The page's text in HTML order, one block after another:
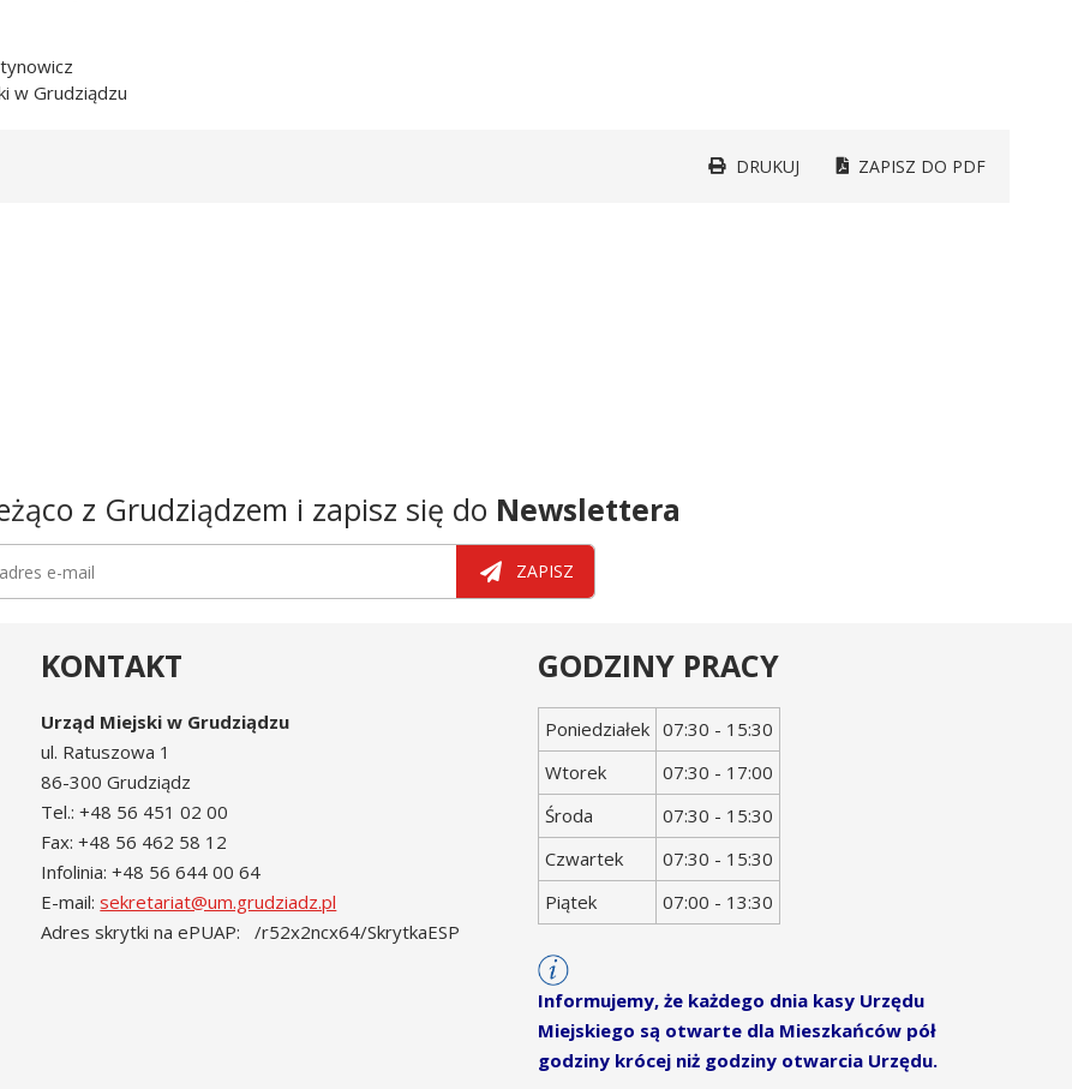
w Grudziądzu
DRUKUJ ZAPISZ DO PDF
z Grudziądzem i zapisz się do Newslettera
ZAPISZ
KONTAKT
Urząd Miejski w Grudziądzu
ul. Ratuszowa 1
86-300 Grudziądz
Tel.: +48 56 451 02 00
Fax: +48 56 462 58 12
Infolinia: +48 56 644 00 64
E-mail:sekretariat@um.grudziadz.pl
Adres skrytki na ePUAP: /r52x2ncx64/SkrytkaESP
GODZINY PRACY
Dzień
tygodnia
Godziny
otwarcia
Poniedziałek 07:30 - 15:30
Wtorek
07:30 - 17:00
Środa
07:30 - 15:30
Czwartek
07:30 - 15:30
Piątek
07:00 - 13:30
Informujemy, że każdego dnia kasy Urzędu
Miejskiego są otwarte dla Mieszkańców pół
godziny krócej niż godziny otwarcia Urzędu.